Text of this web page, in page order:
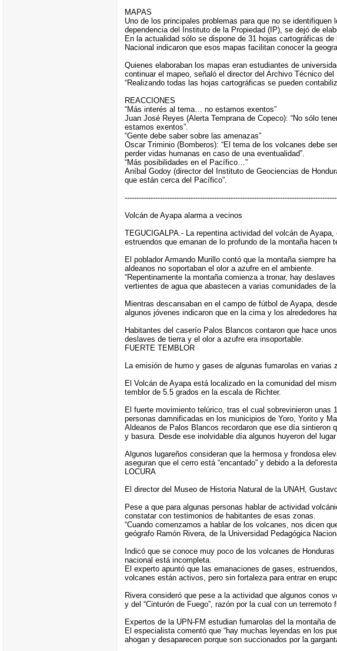
MAPAS
Uno de los principales problemas para que no se
dependencia del Instituto de la Propiedad (IP), se dejó de
En la actualidad sólo se dispone de 31 hojas cartográficas
Nacional indicaron que esos mapas facilitan conocer la
Quienes elaboraban los mapas eran estudiantes de
continuar el mapeo, señaló el director del Archivo Técnico del
“Realizando todas las hojas cartográficas se pueden
REACCIONES
“Más interés al tema… no estamos exentos”
Juan José Reyes (Alerta Temprana de Copeco): “No sólo
estamos exentos”.
“Gente debe saber sobre las amenazas”
Oscar Triminio (Bomberos): “El tema de los volcanes debe
perder vidas humanas en caso de una eventualidad”.
“Más posibilidades en el Pacífico…”
Aníbal Godoy (director del Instituto de Geociencias de
que están cerca del Pacífico”.
Volcán de Ayapa alarma a vecinos
TEGUCIGALPA.- La repentina actividad del volcán de
estruendos que emanan de lo profundo de la montaña hacen
El poblador Armando Murillo contó que la montaña siempre
aldeanos no soportaban el olor a azufre en el ambiente.
“Repentinamente la montaña comienza a tronar, hay
vertientes de agua que abastecen a varias comunidades de
Mientras descansaban en el campo de fútbol de Ayapa,
algunos jóvenes indicaron que en la cima y los alrededores
Habitantes del caserío Palos Blancos contaron que hace
deslaves de tierra y el olor a azufre era insoportable.
FUERTE TEMBLOR
La emisión de humo y gases de algunas fumarolas en
El Volcán de Ayapa está localizado en la comunidad del
temblor de 5.5 grados en la escala de Richter.
El fuerte movimiento telúrico, tras el cual sobrevinieron unas
personas damnificadas en los municipios de Yoro, Yorito y
Aldeanos de Palos Blancos recordaron que ese día sintieron
y basura. Desde ese inolvidable día algunos huyeron del
Algunos lugareños consideran que la hermosa y frondosa
aseguran que el cerro está “encantado” y debido a la
LOCURA
El director del Museo de Historia Natural de la UNAH,
Pese a que para algunas personas hablar de actividad
constatar con testimonios de habitantes de esas zonas.
“Cuando comenzamos a hablar de los volcanes, nos dicen
geógrafo Ramón Rivera, de la Universidad Pedagógica
Indicó que se conoce muy poco de los volcanes de
nacional está incompleta.
El experto apuntó que las emanaciones de gases,
volcanes están activos, pero sin fortaleza para entrar en
Rivera consideró que pese a la actividad que algunos
y del “Cinturón de Fuego”, razón por la cual con un
Expertos de la UPN-FM estudian fumarolas del la montaña
El especialista comentó que “hay muchas leyendas en los
ahogan y desaparecen porque son succionados por la